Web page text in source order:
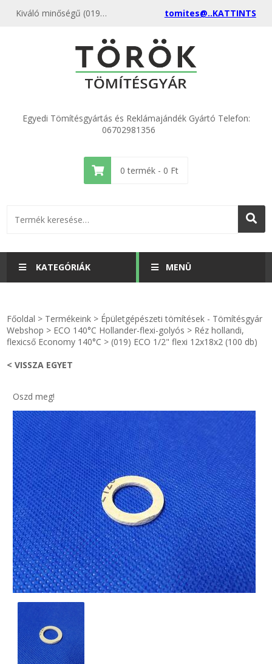
Kiváló minőségű (019) ECO 1/2" flexi 12x18x2 (100 db) kedvező áron, egyenest a gyártótól, rendeld meg most és csatlakozz a több ezer elégedett vásárlóhoz. tomites@..KATTINTS
Egyedi Tömítésgyártás és Reklámajándék Gyártó Telefon:
06702981356
0 termék - 0 Ft
KATEGÓRIÁK
KULCSTARTÓ - KULCSKARIKA
GÉPÉSZET-PÉBÉ-gáz - KÉSZLETEK
IPARI KARIMA TÖMÍTÉS
TÖMÍTŐ TÁBLA - SZIGETELŐ LEMEZ
GUMILEMEZ - FILC - HÓTOLÓ
TÖMÍTŐ ZSINÓR - RAGASZTÓ
SZEMÉLY GÉPJÁRMŰ TÖMÍTÉS
MENÜ
videók
Egyedi gyártás
Hírek
Kapcsolat
ÁSZF
Adatkezelés
Főoldal > Termékeink > Épületgépészeti tömítések - Tömítésgyár
Webshop > ECO 140°C Hollander-flexi-golyós > Réz hollandi,
flexicső Economy 140°C >(019) ECO 1/2" flexi 12x18x2 (100 db)
< VISSZA EGYET
Oszd meg!